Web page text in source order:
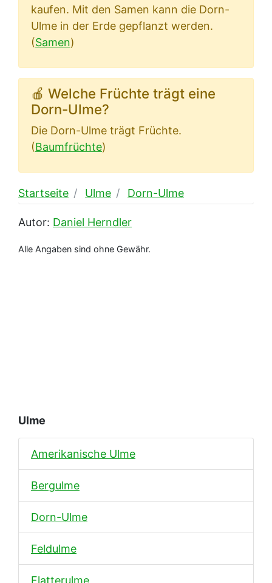
kaufen. Mit den Samen kann die Dorn-
Ulme in der Erde gepflanzt werden.
(Samen)
🍎 Welche Früchte trägt eine
Dorn-Ulme?
Die Dorn-Ulme trägt Früchte.
(Baumfrüchte)
Startseite Ulme Dorn-Ulme
Autor: Daniel Herndler
Alle Angaben sind ohne Gewähr.
Ulme
Amerikanische Ulme
Bergulme
Dorn-Ulme
Feldulme
Flatterulme